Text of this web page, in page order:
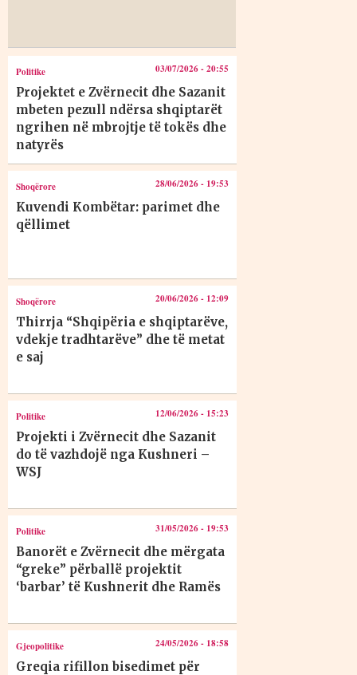
Politike 03/07/2026 - 20:55
Projektet e Zvërnecit dhe Sazanit
mbeten pezull ndërsa shqiptarët
ngrihen në mbrojtje të tokës dhe
natyrës
Shoqërore 28/06/2026 - 19:53
Kuvendi Kombëtar: parimet dhe
qëllimet
Shoqërore 20/06/2026 - 12:09
Thirrja “Shqipëria e shqiptarëve,
vdekje tradhtarëve” dhe të metat
e saj
Politike 12/06/2026 - 15:23
Projekti i Zvërnecit dhe Sazanit
do të vazhdojë nga Kushneri –
WSJ
Politike 31/05/2026 - 19:53
Banorët e Zvërnecit dhe mërgata
“greke” përballë projektit
‘barbar’ të Kushnerit dhe Ramës
Gjeopolitike 24/05/2026 - 18:58
Greqia rifillon bisedimet për